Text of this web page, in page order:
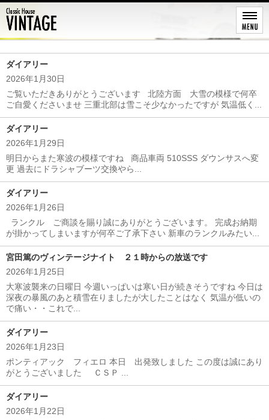
レストア
ダイアリー
2026年1月30日
ご覧いただきありがとうございます 北陸方面 大雪の模様で何卒
ご自愛くださいませ 三重北部は雪こそ少なかったですが 気温低く...
ダイアリー
2026年1月29日
明日からまた寒波の模様ですね 商品車両 510SSS ダウンサスへ変
更 過去にドラシャブーツ交換やら...
ダイアリー
2026年1月26日
ランクル ご商談を賜り誠にありがとうございます。 完成お納期
が掛かってしまいますが何卒ご了承下さい 新車のランクルみたい...
宮田篤のヴィンテージナイト ２１時からの放送です
2026年1月25日
大寒波襲来の日曜日 今週いっぱいは寒い日が続きそうですね 今日は
深夜の暴風のあと積雪在りましたが大したことはなく 気温が低いの
で痛い・・これで...
ダイアリー
2026年1月23日
ポンティアック フィエロ 本日 出発致しました この度は誠にあり
がとうございました ＣＳＰ ...
ダイアリー
2026年1月22日